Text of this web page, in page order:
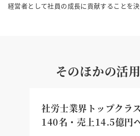
経営者として社員の成長に貢献することを
そのほかの活
社労士業界トップクラ
140名・売上14.5億